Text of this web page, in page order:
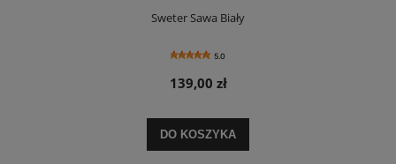
Sweter Sawa Biały
5.0
139,00 zł
DO KOSZYKA